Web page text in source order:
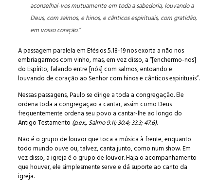
aconselhai-vos mutuamente em toda a sabedoria, louvando a
Deus, com salmos, e hinos, e cânticos espirituais, com gratidão,
em vosso coração.”
A passagem paralela em Efésios 5.18-19 nos exorta a não nos
embriagarmos com vinho, mas, em vez disso, a “[enchermo-nos]
do Espírito, falando entre [nós] com salmos, entoando e
louvando de coração ao Senhor com hinos e cânticos espirituais”.
Nessas passagens, Paulo se dirige a toda a congregação. Ele
ordena toda a congregação a cantar, assim como Deus
frequentemente ordena seu povo a cantar-lhe ao longo do
Antigo Testamento (p.ex., Salmo 9.11; 30.4; 33.3; 47.6).
Não é o grupo de louvor que toca a música à frente, enquanto
todo mundo ouve ou, talvez, canta junto, como num show. Em
vez disso, a igreja é o grupo de louvor. Haja o acompanhamento
que houver, ele simplesmente serve e dá suporte ao canto da
igreja.